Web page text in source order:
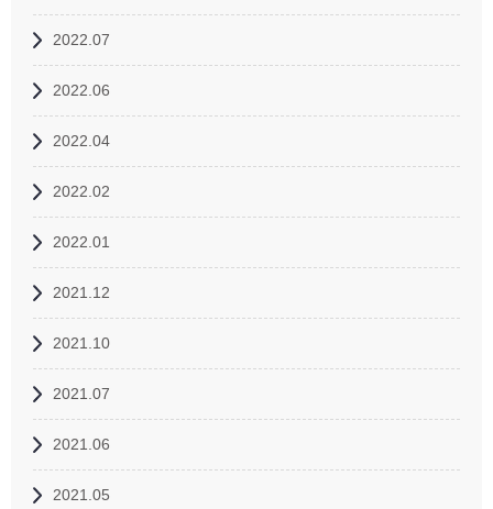
2022.07
2022.06
2022.04
2022.02
2022.01
2021.12
2021.10
2021.07
2021.06
2021.05